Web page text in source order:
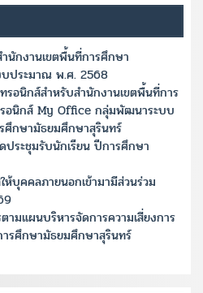
นักงานเขตพื้นที่การศึกษา
ประมาณ พ.ศ. 2568
รอนิกส์สำหรับสำนักงานเขตพื้นที่การ
อนิกส์ My Office กลุ่มพัฒนาระบบ
ศึกษามัธยมศึกษาสุรินทร์
ประชุมรับนักเรียน ปีการศึกษา
ห้บุคคลภายนอกเข้ามามีส่วนร่วม
ามแผนบริหารจัดการความเสี่ยงการ
รศึกษามัธยมศึกษาสุรินทร์